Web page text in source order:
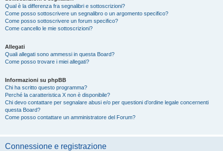
Qual è la differenza fra segnalibri e sottoscrizioni?
Come posso sottoscrivere un segnalibro o un argomento specifico?
Come posso sottoscrivere un forum specifico?
Come cancello le mie sottoscrizioni?
Allegati
Quali allegati sono ammessi in questa Board?
Come posso trovare i miei allegati?
Informazioni su phpBB
Chi ha scritto questo programma?
Perché la caratteristica X non è disponibile?
Chi devo contattare per segnalare abusi e/o per questioni d’ordine legale concernenti
questa Board?
Come posso contattare un amministratore del Forum?
Connessione e registrazione